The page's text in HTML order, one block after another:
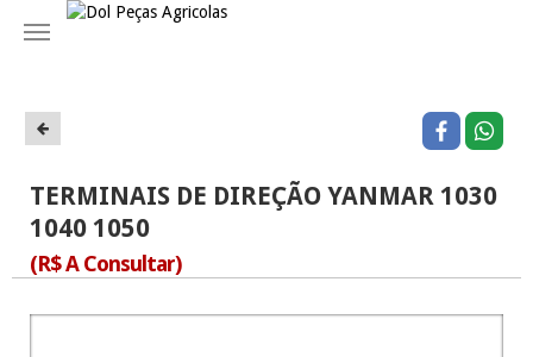
Navegação
TERMINAIS DE DIREÇÃO YANMAR 1030
1040 1050
(R$ A Consultar)